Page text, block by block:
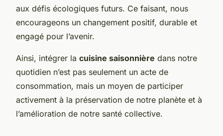
aux défis écologiques futurs. Ce faisant, nous
encourageons un changement positif, durable et
engagé pour l’avenir.
Ainsi, intégrer la cuisine saisonnière dans notre
quotidien n’est pas seulement un acte de
consommation, mais un moyen de participer
activement à la préservation de notre planète et à
l’amélioration de notre santé collective.